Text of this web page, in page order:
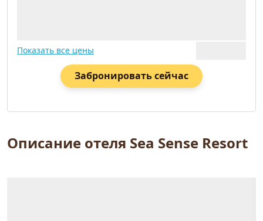
Показать все цены
Забронировать сейчас
Описание отеля Sea Sense Resort